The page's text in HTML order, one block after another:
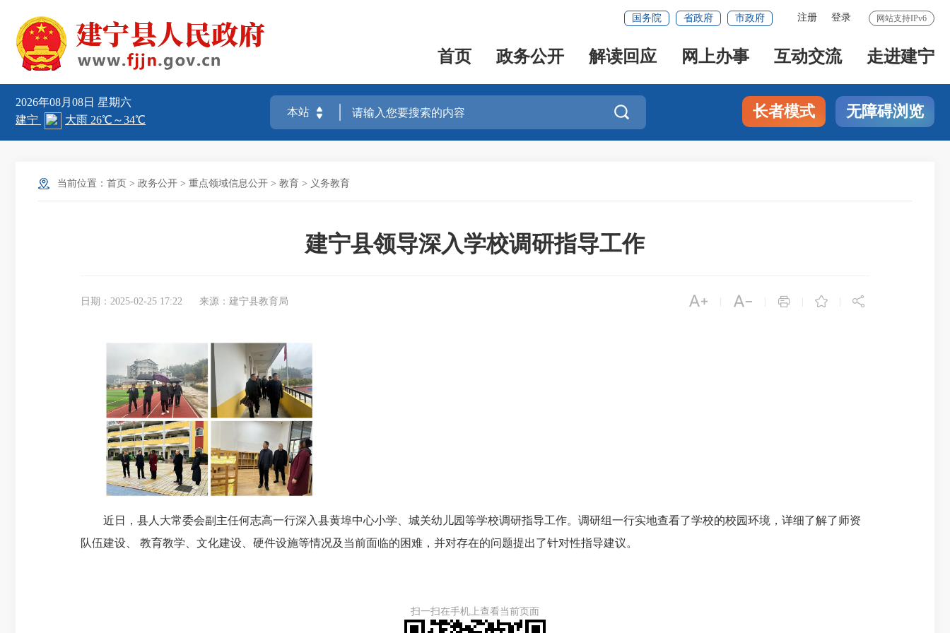
网站支持IPv6
注册 登录
国务院 省政府 市政府
首页 政务公开 解读回应 网上办事 互动交流 走进建宁
2026年08月08日 星期六
 长者模式 无障碍浏览
当前位置： 首页 > 政务公开 > 重点领域信息公开 > 教育 > 义务教育
建宁县领导深入学校调研指导工作
日期：2025-02-25 17:22 来源：建宁县教育局     
近日，县人大常委会副主任何志高一行深入县黄埠中心小学、城关幼儿园等学校调研指导工作。调研组一行实地查看了学校的校园环境，详细了解了师资
队伍建设、 教育教学、文化建设、硬件设施等情况及当前面临的困难，并对存在的问题提出了针对性指导建议。
扫一扫在手机上查看当前页面